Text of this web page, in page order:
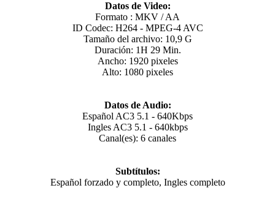
Datos de Video:
Formato : MKV / AA
ID Codec: H264 - MPEG-4 AVC
Tamaño del archivo: 10,9 G
Duración: 1H 29 Min.
Ancho: 1920 pixeles
Alto: 1080 pixeles
Datos de Audio:
Español AC3 5.1 - 640Kbps
Ingles AC3 5.1 - 640kbps
Canal(es): 6 canales
Subtítulos:
Español forzado y completo, Ingles completo